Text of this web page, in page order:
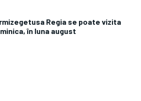
Regia se poate vizita
în luna august